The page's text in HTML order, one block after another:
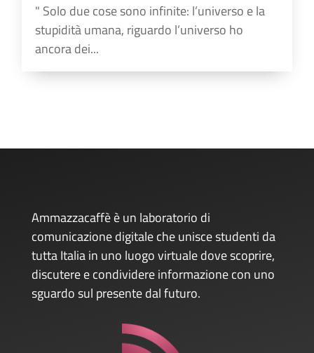
" Solo due cose sono infinite: l’universo e la
stupidità umana, riguardo l’universo ho
ancora dei...
Ammazzacaffè è un laboratorio di
comunicazione digitale che unisce studenti da
tutta Italia in uno luogo virtuale dove scoprire,
discutere e condividere informazione con uno
sguardo sul presente dal futuro.